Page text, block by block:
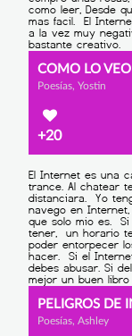
COMO LO VEO
Poesías, Yostin
+20
PELIGROS DE
Poesías, Ashley